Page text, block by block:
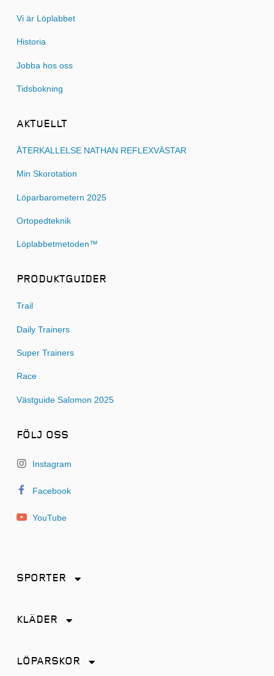
Vi är Löplabbet
Historia
Jobba hos oss
Tidsbokning
AKTUELLT
ÅTERKALLELSE NATHAN REFLEXVÄSTAR
Min Skorotation
Löparbarometern 2025
Ortopedteknik
Löplabbetmetoden™
PRODUKTGUIDER
Trail
Daily Trainers
Super Trainers
Race
Västguide Salomon 2025
FÖLJ OSS
Instagram
Facebook
YouTube
SPORTER
KLÄDER
LÖPARSKOR